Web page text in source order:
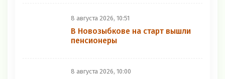
8 августа 2026, 10:51
В Новозыбкове на старт вышли
пенсионеры
8 августа 2026, 10:00